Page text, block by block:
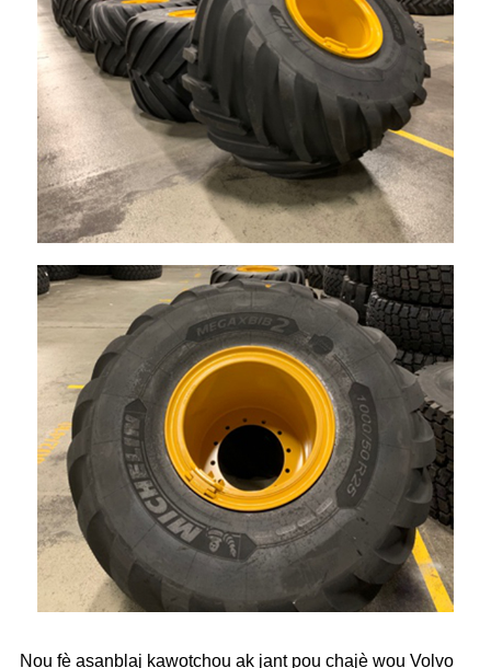
Nou fè asanblaj kawotchou ak jant pou chajè wou Volvo